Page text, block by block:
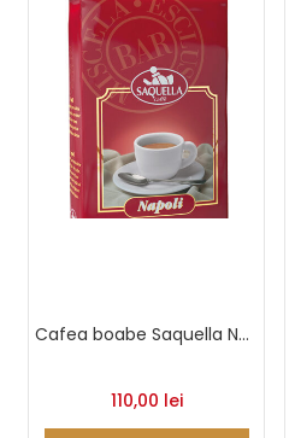
Cafea boabe Saquella Napoli Bar 1 Kg
110,00 lei